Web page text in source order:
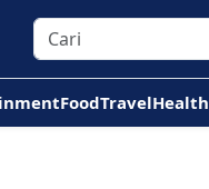
FoodTravelHealth